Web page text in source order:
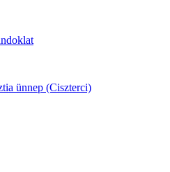
ünnep (Ciszterci)